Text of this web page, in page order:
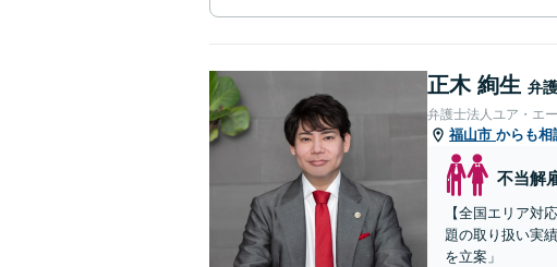
正木 絢生 弁
弁護士法人ユア・エ
福山市 からも相
不当解
【全国エリア対
題の取り扱い実
を立案」